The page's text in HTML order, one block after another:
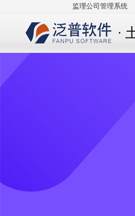
监理公司管理系统
·